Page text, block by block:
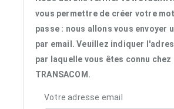
vous permettre de créer votre
passe : nous allons vous envoyer
par email. Veuillez indiquer
par laquelle vous êtes connu chez
TRANSACOM.
Votre adresse email